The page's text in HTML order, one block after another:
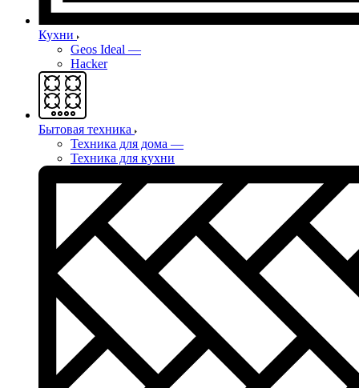
Кухни
Geos Ideal —
Hacker
Бытовая техника
Техника для дома —
Техника для кухни